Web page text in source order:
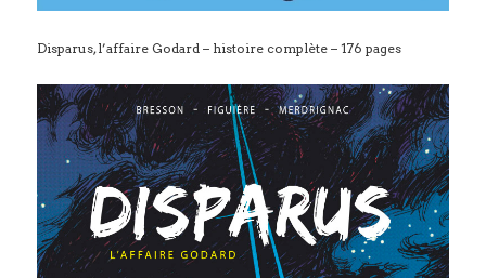
Disparus, l’affaire Godard – histoire complète – 176 pages